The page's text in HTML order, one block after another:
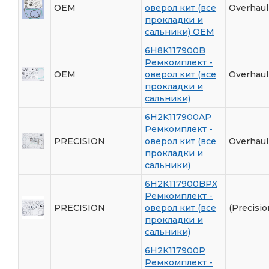
OEM
оверол кит (все
прокладки и
сальники) ОЕМ
OEM
6H8K117900B
Ремкомплект -
оверол кит (все
прокладки и
сальники)
PRECISION
6H2K117900AP
Ремкомплект -
оверол кит (все
прокладки и
сальники)
PRECISION
6H2K117900BPX
Ремкомплект -
оверол кит (все
прокладки и
сальники)
6H2K117900P
Ремкомплект -